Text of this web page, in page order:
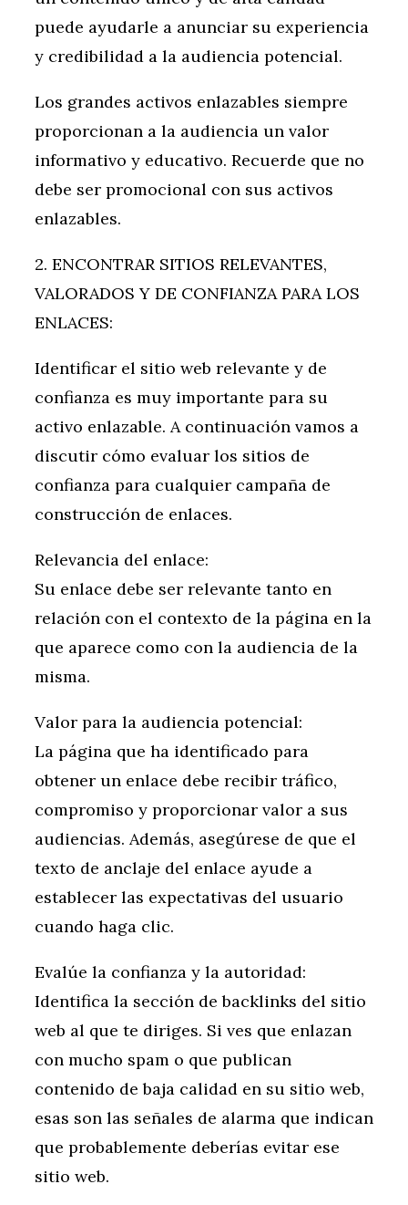
puede ayudarle a anunciar su experiencia
y credibilidad a la audiencia potencial.
Los grandes activos enlazables siempre
proporcionan a la audiencia un valor
informativo y educativo. Recuerde que no
debe ser promocional con sus activos
enlazables.
2. ENCONTRAR SITIOS RELEVANTES,
VALORADOS Y DE CONFIANZA PARA LOS
ENLACES:
Identificar el sitio web relevante y de
confianza es muy importante para su
activo enlazable. A continuación vamos a
discutir cómo evaluar los sitios de
confianza para cualquier campaña de
construcción de enlaces.
Relevancia del enlace:
Su enlace debe ser relevante tanto en
relación con el contexto de la página en la
que aparece como con la audiencia de la
misma.
Valor para la audiencia potencial:
La página que ha identificado para
obtener un enlace debe recibir tráfico,
compromiso y proporcionar valor a sus
audiencias. Además, asegúrese de que el
texto de anclaje del enlace ayude a
establecer las expectativas del usuario
cuando haga clic.
Evalúe la confianza y la autoridad:
Identifica la sección de backlinks del sitio
web al que te diriges. Si ves que enlazan
con mucho spam o que publican
contenido de baja calidad en su sitio web,
esas son las señales de alarma que indican
que probablemente deberías evitar ese
sitio web.